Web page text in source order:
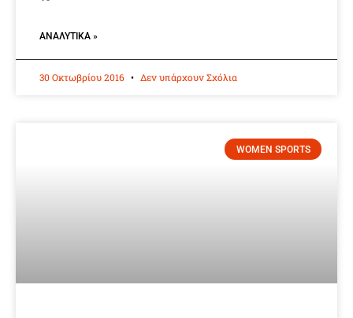
ΑΝΑΛΥΤΙΚΆ »
30 Οκτωβρίου 2016 Δεν υπάρχουν Σχόλια
WOMEN SPORTS